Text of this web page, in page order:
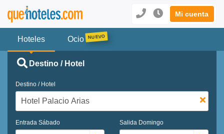
Mi cuenta
Hoteles Ocio
Destino / Hotel
Destino / Hotel
Entrada Sábado Salida Domingo